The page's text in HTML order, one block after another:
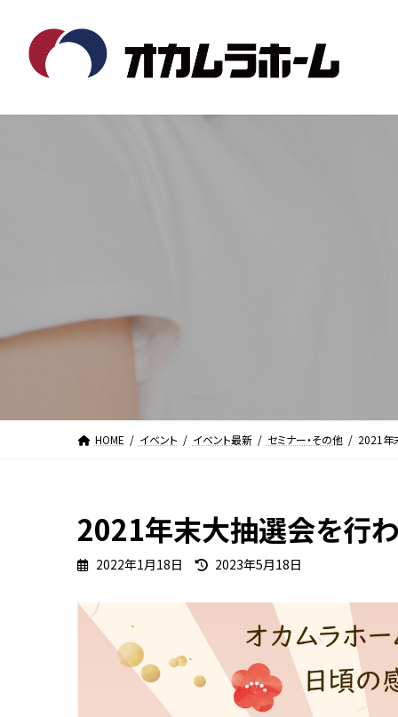
へ
ョ
HOME イベント イベント最新 セミナー・その他 2021年
2021年末大抽選会を行わ
2022年1月18日
最
更
時
2023年5月18日